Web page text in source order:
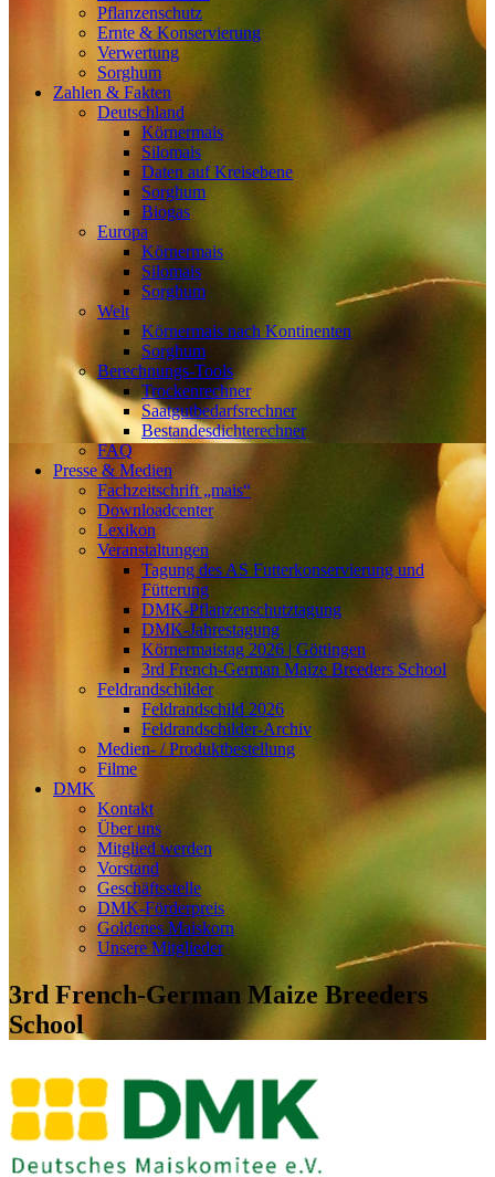
Pflanzenschutz
Ernte & Konservierung
Verwertung
Sorghum
Zahlen & Fakten
Deutschland
Körnermais
Silomais
Daten auf Kreisebene
Sorghum
Biogas
Europa
Körnermais
Silomais
Sorghum
Welt
Körnermais nach Kontinenten
Sorghum
Berechnungs-Tools
Trockenrechner
Saatgutbedarfsrechner
Bestandesdichterechner
FAQ
Presse & Medien
Fachzeitschrift „mais“
Downloadcenter
Lexikon
Veranstaltungen
Tagung des AS Futterkonservierung und
Fütterung
DMK-Pflanzenschutztagung
DMK-Jahrestagung
Körnermaistag 2026 | Göttingen
3rd French-German Maize Breeders School
Feldrandschilder
Feldrandschild 2026
Feldrandschilder-Archiv
Medien- / Produktbestellung
Filme
DMK
Kontakt
Über uns
Mitglied werden
Vorstand
Geschäftsstelle
DMK-Förderpreis
Goldenes Maiskorn
Unsere Mitglieder
3rd French-German Maize Breeders
School